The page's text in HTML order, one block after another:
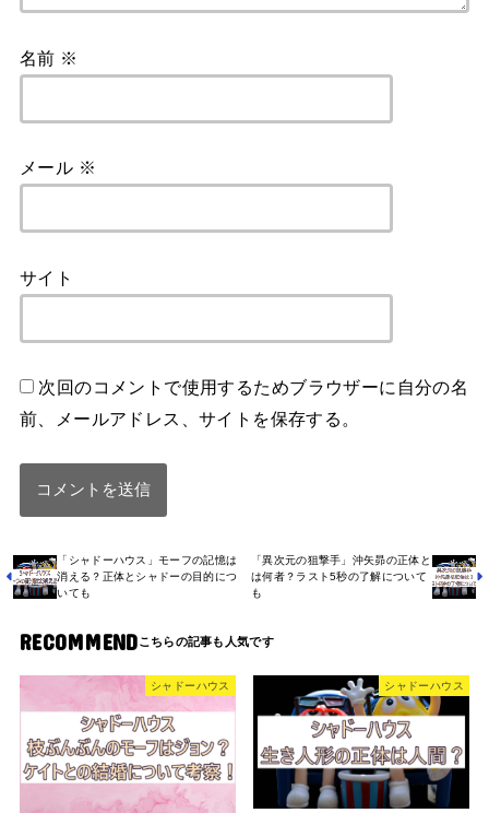
名前 ※
メール ※
サイト
次回のコメントで使用するためブラウザーに自分の名
前、メールアドレス、サイトを保存する。
「シャドーハウス」モーフの記憶は
消える？正体とシャドーの目的につ
いても
「異次元の狙撃手」沖矢昴の正体と
は何者？ラスト5秒の了解について
も
RECOMMEND
シャドーハウス シャドーハウス